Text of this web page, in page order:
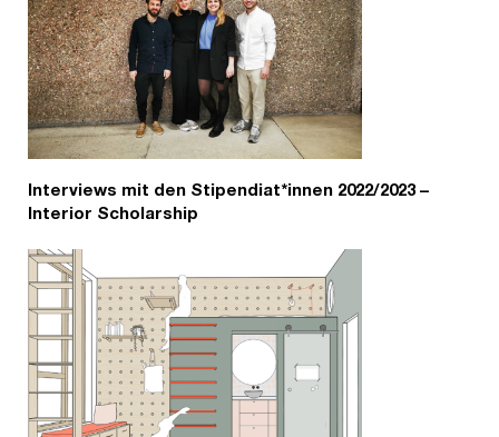
Interviews mit den Stipendiat*innen 2022/2023 –
Interior Scholarship